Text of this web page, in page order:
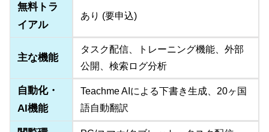
無料トラ
イアル
あり (要申込)
主な機能
タスク配信、トレーニング機能、外部
公開、検索ログ分析
自動化・
AI機能
Teachme AIによる下書き生成、20ヶ国
語自動翻訳